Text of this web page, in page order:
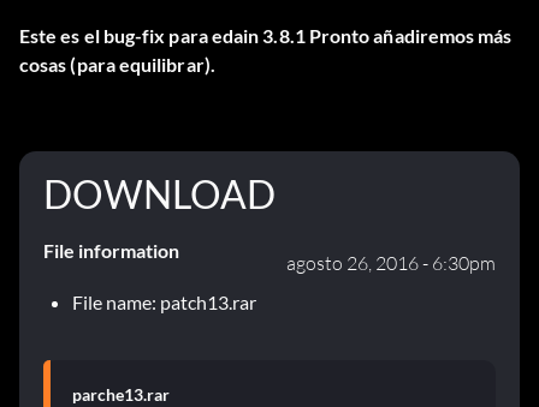
Este es el bug-fix para edain 3.8.1 Pronto añadiremos más
cosas (para equilibrar).
DOWNLOAD
File information
agosto 26, 2016 - 6:30pm
File name: patch13.rar
parche13.rar